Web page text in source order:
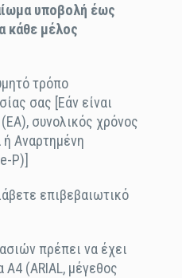
υποβολή έως
κάθε μέλος
τρόπο
σας [Εάν είναι
συνολικός χρόνος
Αναρτημένη
P)]
επιβεβαιωτικό
πρέπει να έχει
(ARIAL, μέγεθος